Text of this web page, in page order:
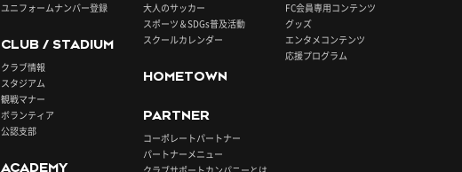
ユニフォームナンバー登録
CLUB / STADIUM
クラブ情報
スタジアム
観戦マナー
ボランティア
公認支部
ACADEMY
大人のサッカー
スポーツ＆SDGs普及活動
スクールカレンダー
HOMETOWN
PARTNER
コーポレートパートナー
パートナーメニュー
FC会員専用コンテンツ
グッズ
エンタメコンテンツ
応援プログラム